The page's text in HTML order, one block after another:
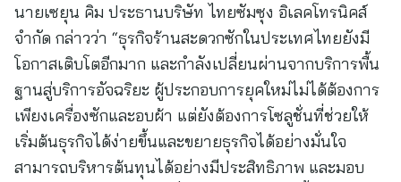
นายเซยุน คิม ประธานบริษัท ไทยซัมซุง อิเลคโทรนิคส์
จำกัด กล่าวว่า “ธุรกิจร้านสะดวกซักในประเทศไทยยังมี
โอกาสเติบโตอีกมาก และกำลังเปลี่ยนผ่านจากบริการพื้น
ฐานสู่บริการอัจฉริยะ ผู้ประกอบการยุคใหม่ไม่ได้ต้องการ
เพียงเครื่องซักและอบผ้า แต่ยังต้องการโซลูชั่นที่ช่วยให้
เริ่มต้นธุรกิจได้ง่ายขึ้นและขยายธุรกิจได้อย่างมั่นใจ
สามารถบริหารต้นทุนได้อย่างมีประสิทธิภาพ และมอบ